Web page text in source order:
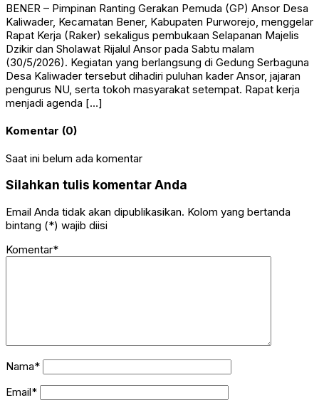
BENER – Pimpinan Ranting Gerakan Pemuda (GP) Ansor Desa
Kaliwader, Kecamatan Bener, Kabupaten Purworejo, menggelar
Rapat Kerja (Raker) sekaligus pembukaan Selapanan Majelis
Dzikir dan Sholawat Rijalul Ansor pada Sabtu malam
(30/5/2026). Kegiatan yang berlangsung di Gedung Serbaguna
Desa Kaliwader tersebut dihadiri puluhan kader Ansor, jajaran
pengurus NU, serta tokoh masyarakat setempat. Rapat kerja
menjadi agenda […]
Komentar (0)
Saat ini belum ada komentar
Silahkan tulis komentar Anda
Email Anda tidak akan dipublikasikan. Kolom yang bertanda
bintang (*) wajib diisi
Komentar*
Nama*
Email*